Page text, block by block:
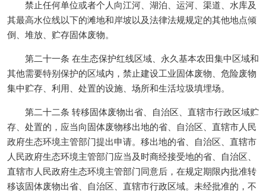
禁止任何单位或者个人向江河、湖泊、运河、渠道、水库及
其最高水位线以下的滩地和岸坡以及法律法规规定的其他地点倾
倒、堆放、贮存固体废物。
第二十一条 在生态保护红线区域、永久基本农田集中区域和
其他需要特别保护的区域内，禁止建设工业固体废物、危险废物
集中贮存、利用、处置的设施、场所和生活垃圾填埋场。
第二十二条 转移固体废物出省、自治区、直辖市行政区域贮
存、处置的，应当向固体废物移出地的省、自治区、直辖市人民
政府生态环境主管部门提出申请。移出地的省、自治区、直辖市
人民政府生态环境主管部门应当及时商经接受地的省、自治区、
直辖市人民政府生态环境主管部门同意后，在规定期限内批准转
移该固体废物出省、自治区、直辖市行政区域。未经批准的，不